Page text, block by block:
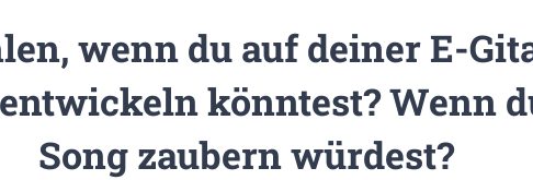
wenn du auf deiner E-
könntest? Wenn
Song zaubern würdest?